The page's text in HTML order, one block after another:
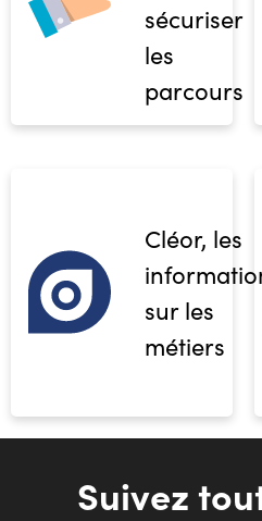
sécuriser
les
parcours
Cléor, les
sur les
métiers
Suivez